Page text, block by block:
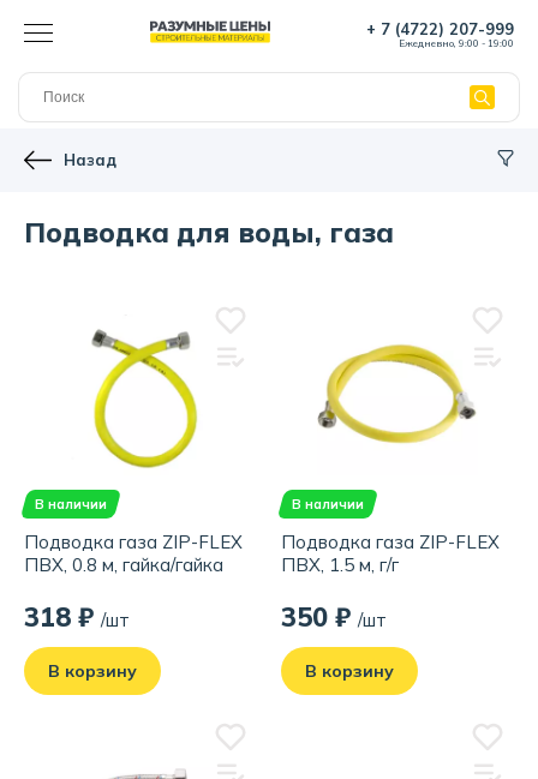
+ 7 (4722) 207-999
Ежедневно, 9:00 - 19:00
Назад
Подводка для воды, газа
В наличии
Подводка газа ZIP-FLEX
ПВХ, 0.8 м, гайка/гайка
318 ₽ /шт
В корзину
В наличии
Подводка газа ZIP-FLEX
ПВХ, 1.5 м, г/г
350 ₽ /шт
В корзину